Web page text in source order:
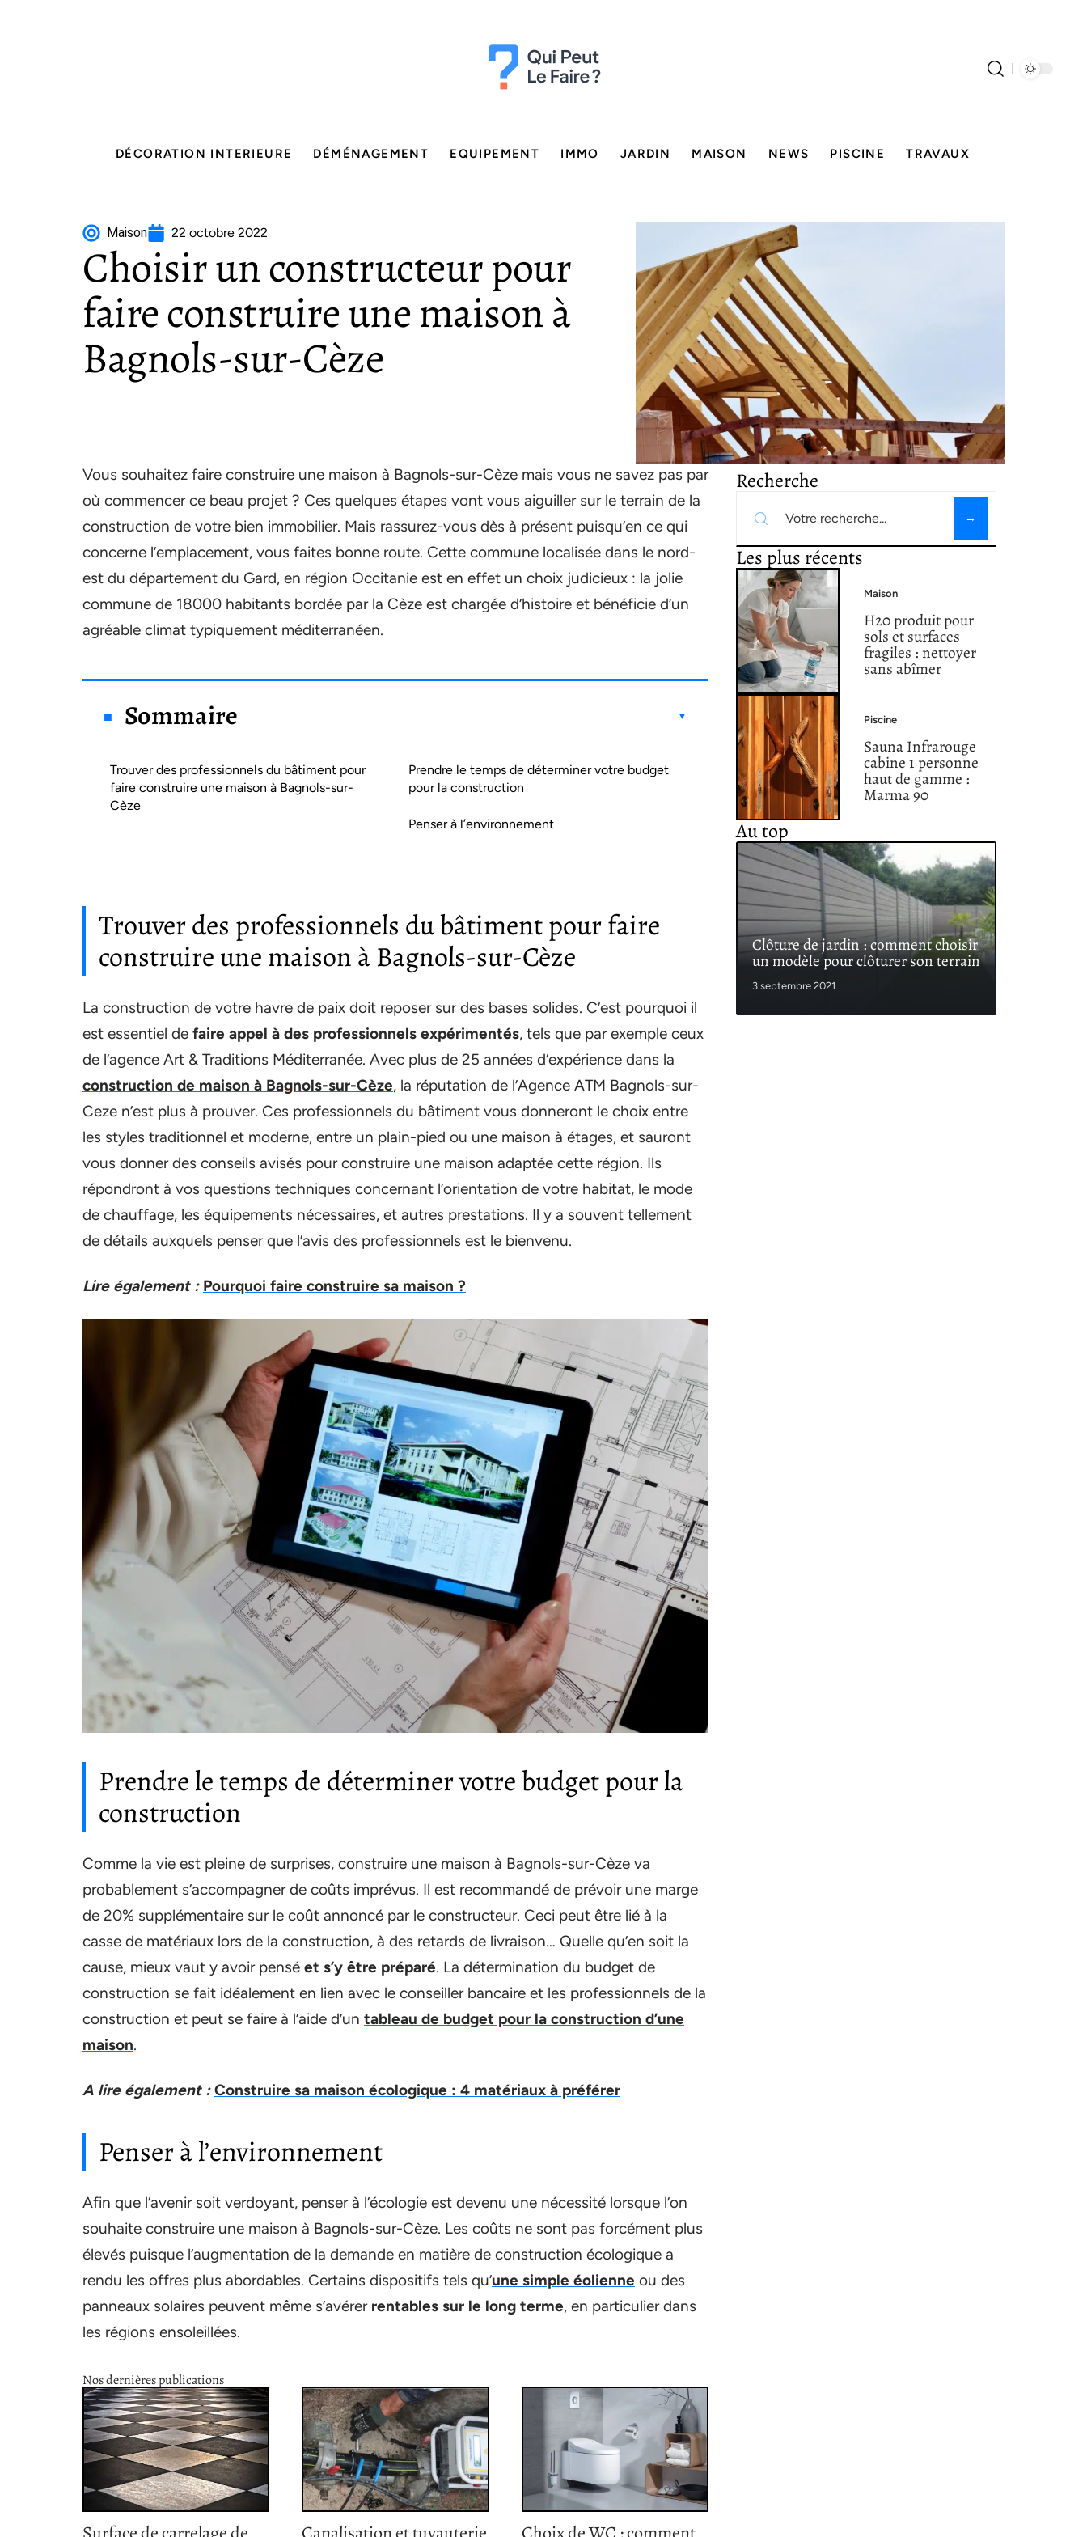
DÉCORATION INTERIEURE DÉMÉNAGEMENT EQUIPEMENT IMMO JARDIN MAISON NEWS PISCINE TRAVAUX
Maison 22 octobre 2022
Choisir un constructeur pour
faire construire une maison à
Bagnols-sur-Cèze
Vous souhaitez faire construire une maison à Bagnols-sur-Cèze mais vous ne savez pas par
où commencer ce beau projet ? Ces quelques étapes vont vous aiguiller sur le terrain de la
construction de votre bien immobilier. Mais rassurez-vous dès à présent puisqu’en ce qui
concerne l’emplacement, vous faites bonne route. Cette commune localisée dans le nord-
est du département du Gard, en région Occitanie est en effet un choix judicieux : la jolie
commune de 18000 habitants bordée par la Cèze est chargée d’histoire et bénéficie d’un
agréable climat typiquement méditerranéen.
Sommaire
Trouver des professionnels du bâtiment pour
faire construire une maison à Bagnols-sur-
Cèze
Prendre le temps de déterminer votre budget
pour la construction
Penser à l’environnement
Trouver des professionnels du bâtiment pour faire
construire une maison à Bagnols-sur-Cèze
La construction de votre havre de paix doit reposer sur des bases solides. C’est pourquoi il
est essentiel de faire appel à des professionnels expérimentés, tels que par exemple ceux
de l’agence Art & Traditions Méditerranée. Avec plus de 25 années d’expérience dans la
construction de maison à Bagnols-sur-Cèze, la réputation de l’Agence ATM Bagnols-sur-
Ceze n’est plus à prouver. Ces professionnels du bâtiment vous donneront le choix entre
les styles traditionnel et moderne, entre un plain-pied ou une maison à étages, et sauront
vous donner des conseils avisés pour construire une maison adaptée cette région. Ils
répondront à vos questions techniques concernant l’orientation de votre habitat, le mode
de chauffage, les équipements nécessaires, et autres prestations. Il y a souvent tellement
de détails auxquels penser que l’avis des professionnels est le bienvenu.
Lire également : Pourquoi faire construire sa maison ?
Prendre le temps de déterminer votre budget pour la
construction
Comme la vie est pleine de surprises, construire une maison à Bagnols-sur-Cèze va
probablement s’accompagner de coûts imprévus. Il est recommandé de prévoir une marge
de 20% supplémentaire sur le coût annoncé par le constructeur. Ceci peut être lié à la
casse de matériaux lors de la construction, à des retards de livraison… Quelle qu’en soit la
cause, mieux vaut y avoir pensé et s’y être préparé. La détermination du budget de
construction se fait idéalement en lien avec le conseiller bancaire et les professionnels de la
construction et peut se faire à l’aide d’un tableau de budget pour la construction d’une
maison.
A lire également : Construire sa maison écologique : 4 matériaux à préférer
Penser à l’environnement
Afin que l’avenir soit verdoyant, penser à l’écologie est devenu une nécessité lorsque l’on
souhaite construire une maison à Bagnols-sur-Cèze. Les coûts ne sont pas forcément plus
élevés puisque l’augmentation de la demande en matière de construction écologique a
rendu les offres plus abordables. Certains dispositifs tels qu’une simple éolienne ou des
panneaux solaires peuvent même s’avérer rentables sur le long terme, en particulier dans
les régions ensoleillées.
Nos dernières publications
Recherche
Les plus récents
Maison
H20 produit pour
sols et surfaces
fragiles : nettoyer
sans abîmer
Piscine
Sauna Infrarouge
cabine 1 personne
haut de gamme :
Marma 90
Au top
Clôture de jardin : comment choisir
un modèle pour clôturer son terrain
3 septembre 2021